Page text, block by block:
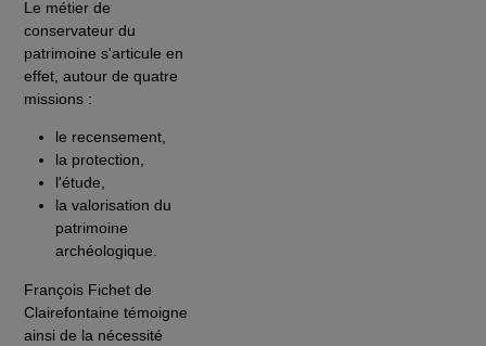
Le métier de
conservateur du
patrimoine s'articule en
effet, autour de quatre
missions :
le recensement,
la protection,
l'étude,
la valorisation du
patrimoine
archéologique.
François Fichet de
Clairefontaine témoigne
ainsi de la nécessité